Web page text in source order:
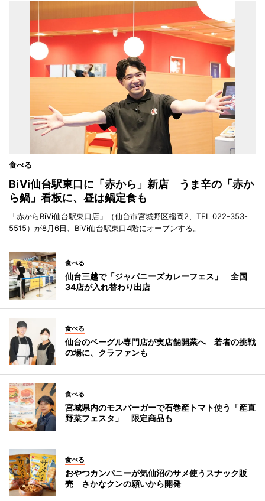
食べる
BiVi仙台駅東口に「赤から」新店 うま辛の「赤か
ら鍋」看板に、昼は鍋定食も
「赤からBiVi仙台駅東口店」（仙台市宮城野区榴岡2、TEL 022-353-
5515）が8月6日、BiVi仙台駅東口4階にオープンする。
食べる
仙台三越で「ジャパニーズカレーフェス」 全国
34店が入れ替わり出店
食べる
仙台のベーグル専門店が実店舗開業へ 若者の挑戦
の場に、クラファンも
食べる
宮城県内のモスバーガーで石巻産トマト使う「産直
野菜フェスタ」 限定商品も
食べる
おやつカンパニーが気仙沼のサメ使うスナック販
売 さかなクンの願いから開発